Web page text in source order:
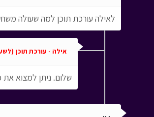
לאילה עורכת תוכן למה שעולה
אילה - עורכת תוכן
שלום. ניתן למצוא